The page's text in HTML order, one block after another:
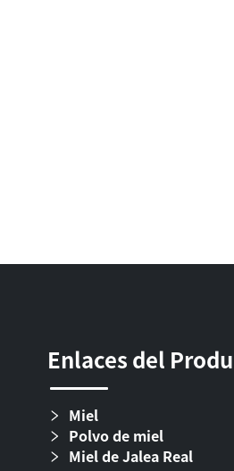
Enlaces del
Miel
Polvo de miel
Miel de Jalea Real